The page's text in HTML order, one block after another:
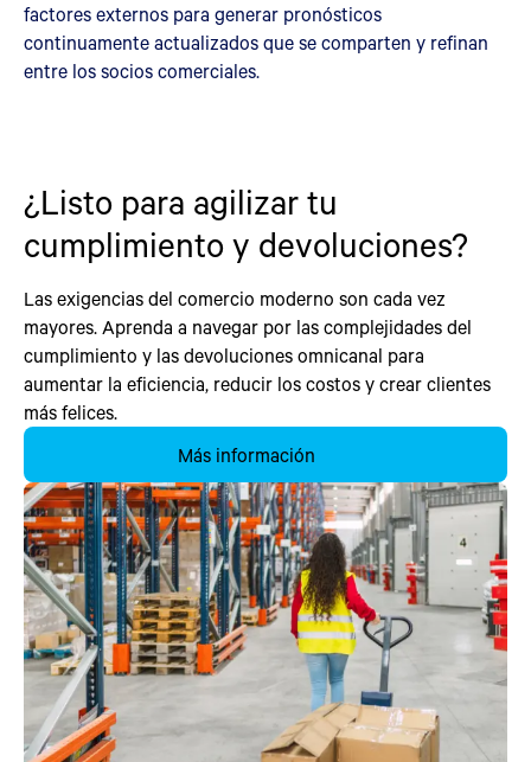
factores externos para generar pronósticos
continuamente actualizados que se comparten y refinan
entre los socios comerciales.
¿Listo para agilizar tu
cumplimiento y devoluciones?
Las exigencias del comercio moderno son cada vez
mayores. Aprenda a navegar por las complejidades del
cumplimiento y las devoluciones omnicanal para
aumentar la eficiencia, reducir los costos y crear clientes
más felices.
Más información